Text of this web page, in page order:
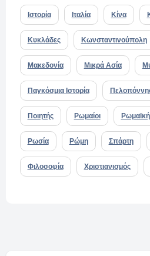
Ιστορία Ιταλία Κίνα
Κυκλάδες Κωνσταντινούπολη
Μακεδονία Μικρά Ασία
Παγκόσμια Ιστορία
Ποιητής Ρωμαίοι
Ρωσία Ρώμη Σπάρτη
Φιλοσοφία Χριστιανισμός